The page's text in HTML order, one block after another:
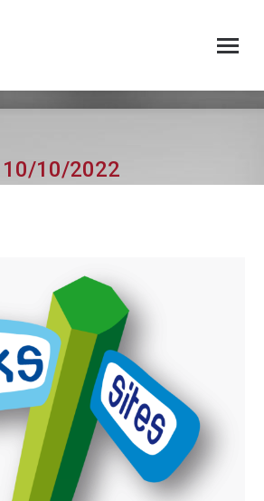
10/10/2022